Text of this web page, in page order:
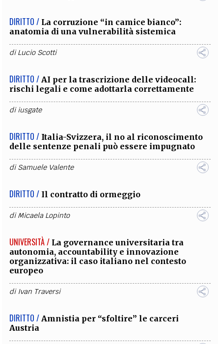
DIRITTO / La corruzione “in camice bianco”:
anatomia di una vulnerabilità sistemica
diLucio Scotti
DIRITTO / AI per la trascrizione delle videocall:
rischi legali e come adottarla correttamente
diiusgate
DIRITTO / Italia-Svizzera, il no al riconoscimento
delle sentenze penali può essere impugnato
diSamuele Valente
DIRITTO / Il contratto di ormeggio
diMicaela Lopinto
UNIVERSITÀ / La governance universitaria tra
autonomia, accountability e innovazione
organizzativa: il caso italiano nel contesto
europeo
di Ivan Traversi
DIRITTO / Amnistia per “sfoltire” le carceri
Austria